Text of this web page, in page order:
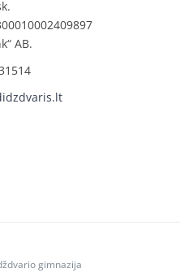
AB.
gimnazija